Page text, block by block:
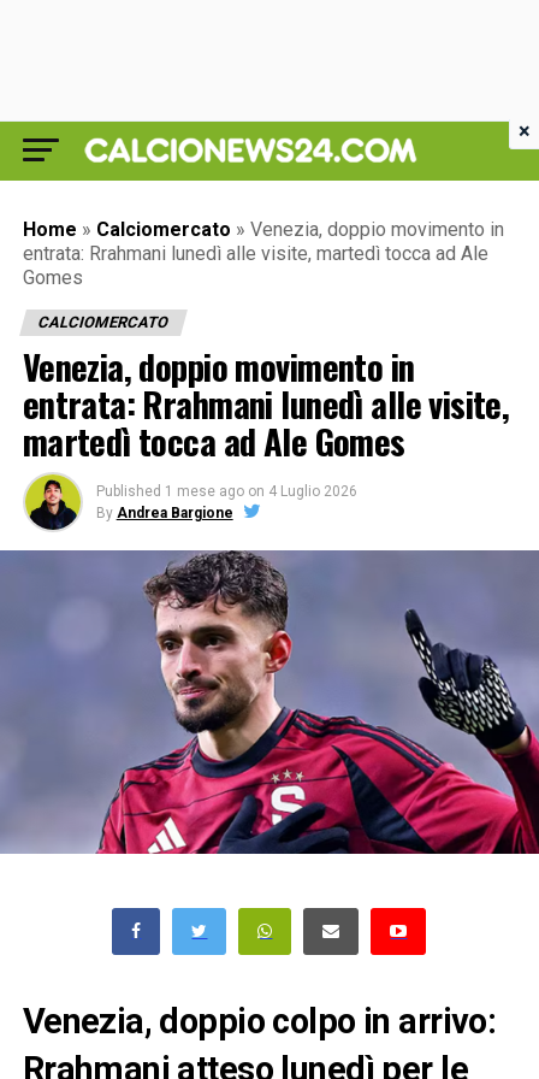
Home » Calciomercato » Venezia, doppio movimento in
entrata: Rrahmani lunedì alle visite, martedì tocca ad Ale
Gomes
CALCIOMERCATO
Venezia, doppio movimento in
entrata: Rrahmani lunedì alle visite,
martedì tocca ad Ale Gomes
Published 1 mese ago on 4 Luglio 2026
By Andrea Bargione
Venezia, doppio colpo in arrivo:
Rrahmani atteso lunedì per le
×